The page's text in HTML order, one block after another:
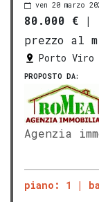
ven 20 marzo
80.000 € |
prezzo al
Porto Viro
PROPOSTO DA:
Agenzia
piano: 1